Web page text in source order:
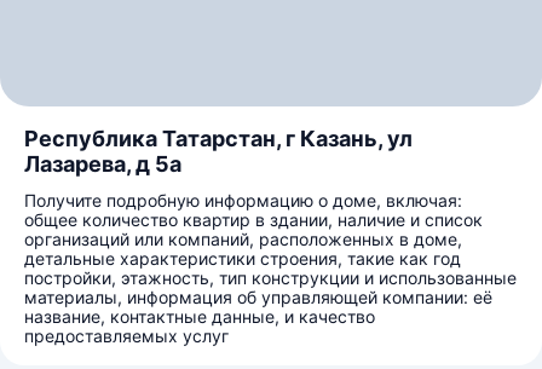
Республика Татарстан, г Казань, ул
Лазарева, д 5а
Получите подробную информацию о доме, включая:
общее количество квартир в здании, наличие и список
организаций или компаний, расположенных в доме,
детальные характеристики строения, такие как год
постройки, этажность, тип конструкции и использованные
материалы, информация об управляющей компании: её
название, контактные данные, и качество
предоставляемых услуг